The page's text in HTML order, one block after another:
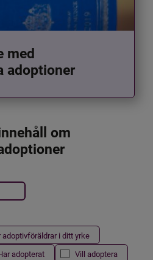
med
adoptioner
om
automatiskt
i ditt yrke
adopterat Vill adoptera